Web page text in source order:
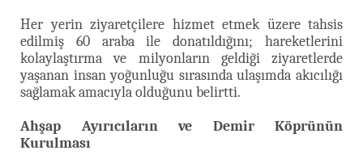
Her yerin ziyaretçilere hizmet etmek üzere tahsis
edilmiş 60 araba ile donatıldığını; hareketlerini
kolaylaştırma ve milyonların geldiği ziyaretlerde
yaşanan insan yoğunluğu sırasında ulaşımda akıcılığı
sağlamak amacıyla olduğunu belirtti.
Ahşap Ayırıcıların ve Demir Köprünün
Kurulması